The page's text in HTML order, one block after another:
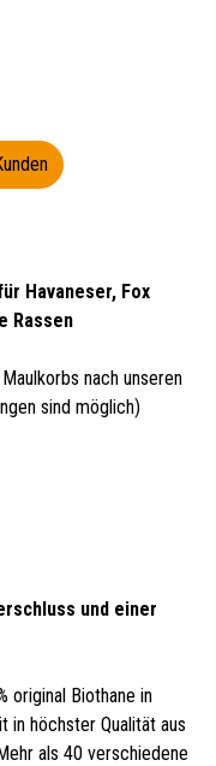
Havaneser, Fox
Rassen
nach unseren
sind möglich)
und einer
original Biothane in
höchster Qualität aus
als 40 verschiedene